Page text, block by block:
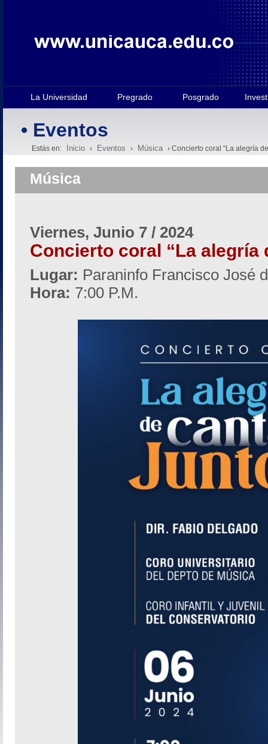
La Universidad Pregrado Posgrado
• Eventos
Estás en: Inicio › Eventos › Música › Concierto coral “La alegría
Música
Viernes, Junio 7 / 2024
Concierto coral “La alegría
Lugar: Paraninfo Francisco José
Hora: 7:00 P.M.